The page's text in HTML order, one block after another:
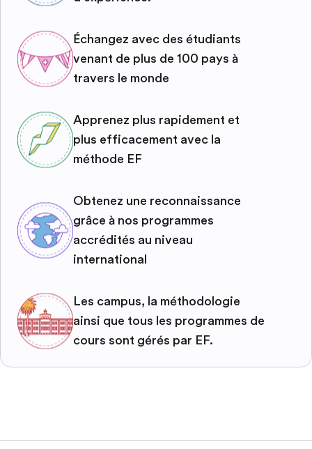
Échangez avec des étudiants
venant de plus de 100 pays à
travers le monde
Apprenez plus rapidement et
plus efficacement avec la
méthode EF
Obtenez une reconnaissance
grâce à nos programmes
accrédités au niveau
international
Les campus, la méthodologie
ainsi que tous les programmes de
cours sont gérés par EF.